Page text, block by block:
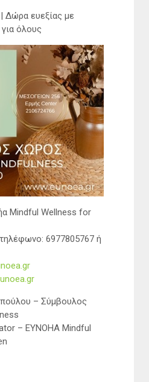
Δώρα ευεξίας με
όλους
Mindful Wellness for
6977805767 ή
– Σύμβουλος
– ΕΥΝΟΗΑ Mindful